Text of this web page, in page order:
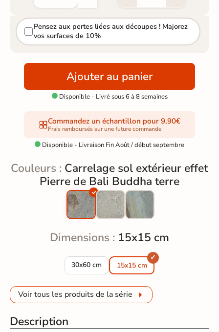
Pensez aux pertes liées aux découpes ! Majorez
vos surfaces de 10%
Ajouter au panier
Disponible - Livré sous 6 à 8 semaines
Commandez un échantillon pour 9,90€
Frais remboursés sur une future commande
 Disponible - Livraison Fin Août / début septembre
Couleurs : Carrelage sol extérieur effet
Pierre de Bali Buddha terre
Dimensions : 15x15 cm
30x60 cm
Carrelage sol extérieur effet Pierre de Bali
15x15 cm
Voir tous les produits de la série
Description